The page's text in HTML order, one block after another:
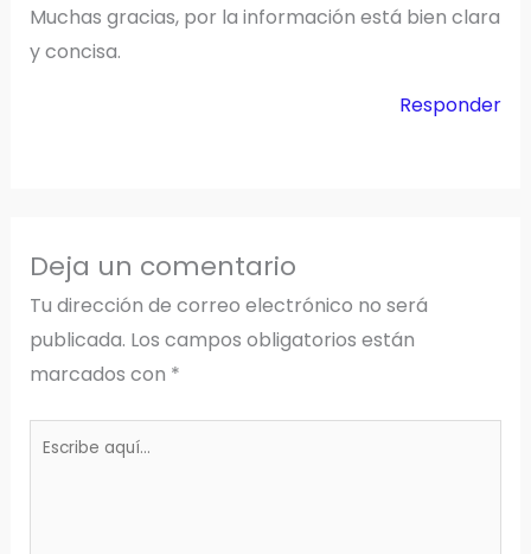
Muchas gracias, por la información está bien clara
y concisa.
Responder
Deja un comentario
Tu dirección de correo electrónico no será
publicada. Los campos obligatorios están
marcados con *
Escribe